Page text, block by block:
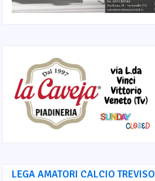
LEGA AMATORI CALCIO TREVISO